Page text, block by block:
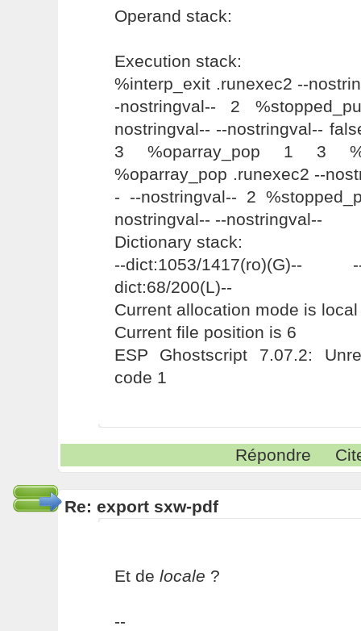
Operand stack:
Execution stack:
%interp_exit .runexec2 --
-nostringval-- 2
nostringval-- --nostringval--
3 %oparray_pop 1 3
%oparray_pop .runexec2 --
- --nostringval-- 2
nostringval-- --nostringval--
Dictionary stack:
--dict:1053/
dict:68/200(L)--
Current allocation mode is local
Current file position is 6
ESP Ghostscript 7.07.2:
code 1
Répondre
Re: export sxw-pdf
Et de locale ?
--